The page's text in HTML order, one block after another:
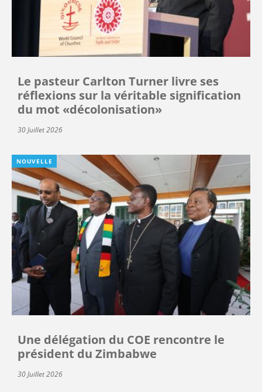
Le pasteur Carlton Turner livre ses
réflexions sur la véritable signification
du mot «décolonisation»
30 Juillet 2026
NOUVELLE
Une délégation du COE rencontre le
président du Zimbabwe
30 Juillet 2026